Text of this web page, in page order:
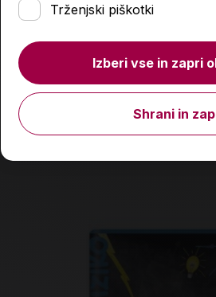
Količina
Podobni izdelki
Trženjski piškotki
Izberi vse in zapri
Shrani in